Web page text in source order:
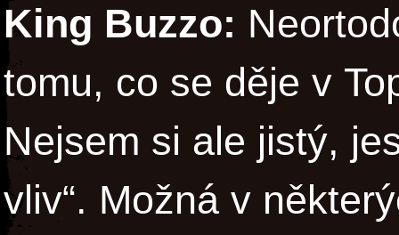
King Buzzo:
tomu, co se děje v
Nejsem si ale jistý,
vliv“. Možná v